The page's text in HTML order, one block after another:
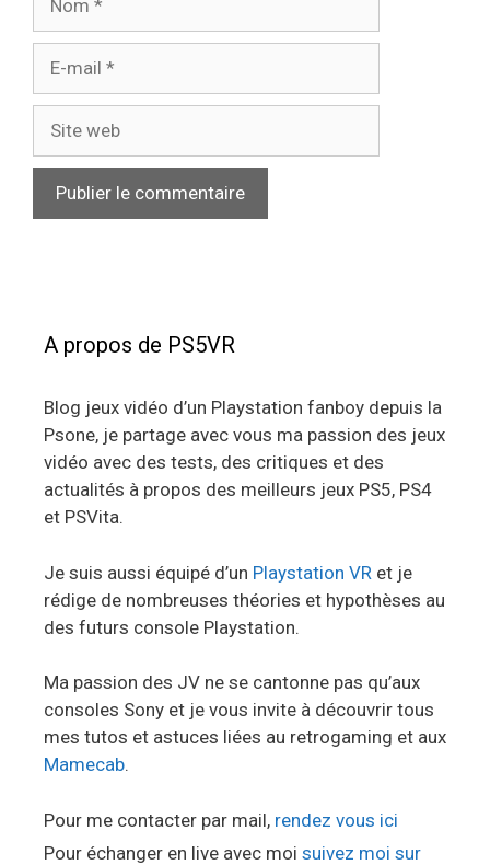
A propos de PS5VR
Blog jeux vidéo d’un Playstation fanboy depuis la
Psone, je partage avec vous ma passion des jeux
vidéo avec des tests, des critiques et des
actualités à propos des meilleurs jeux PS5, PS4
et PSVita.
Je suis aussi équipé d’un Playstation VR et je
rédige de nombreuses théories et hypothèses au
des futurs console Playstation.
Ma passion des JV ne se cantonne pas qu’aux
consoles Sony et je vous invite à découvrir tous
mes tutos et astuces liées au retrogaming et aux
Mamecab.
Pour me contacter par mail, rendez vous ici
Pour échanger en live avec moi suivez moi sur